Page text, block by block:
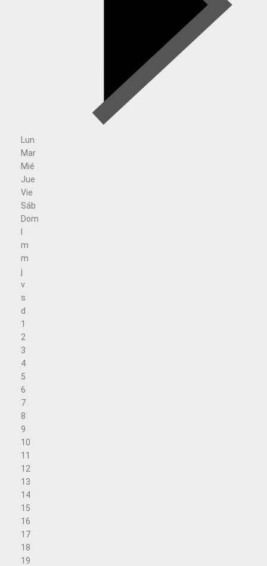
Lun
Mar
Mié
Jue
Vie
Sáb
Dom
m
m
j
v
s
d
1
2
3
4
5
6
7
8
9
10
11
12
13
14
15
16
17
18
19